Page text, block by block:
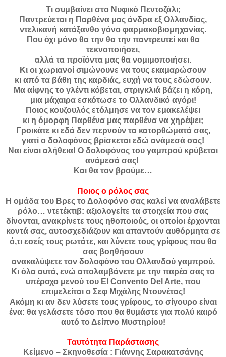
Τι συμβαίνει στο Νυφικό Πεντοζάλι;
Παντρεύεται η Παρθένα μας άνδρα εξ Ολλανδίας,
ντελικανή κατάξανθο γόνο φαρμακοβιομηχανίας.
Που όχι μόνο θα την θα την παντρευτεί και θα
τεκνοποιήσει,
αλλά τα προϊόντα μας θα νομιμοποιήσει.
Κι οι χωριανοί σιμώνουνε να τους εκαμαρώσουν
κι από τα βάθη της καρδιάς, ευχή να τους εδώσουν.
Μα αίφνης το γλέντι κόβεται, στριγκλιά βάζει η κόρη,
μια μάχαιρα εσκότωσε το Ολλανδικό αγόρι!
Ποιος κουζουλός ετόλμησε να τον εμακελέψει
κι η όμορφη Παρθένα μας παρθένα να χηρέψει;
Γροικάτε κι εδά δεν περνούν τα κατορθώματά σας,
γιατί ο δολοφόνος βρίσκεται εδώ ανάμεσά σας!
Ναι είναι αλήθεια! Ο δολοφόνος του γαμπρού κρύβεται
ανάμεσά σας!
Και θα τον βρούμε…
Ποιος ο ρόλος σας
H ομάδα του Βρες το Δολοφόνο σας καλεί να αναλάβετε
ρόλο… ντετέκτιβ: αξιολογείτε τα στοιχεία που σας
δίνονται, ανακρίνετε τους ηθοποιούς, οι οποίοι έρχονται
κοντά σας, αυτοσχεδιάζουν και απαντούν αυθόρμητα σε
ό,τι εσείς τους ρωτάτε, και λύνετε τους γρίφους που θα
σας βοηθήσουν
ανακαλύψετε τον δολοφόνο του Ολλανδού γαμπρού.
Κι όλα αυτά, ενώ απολαμβάνετε με την παρέα σας το
υπέροχο μενού του El Convento Del Arte, που
επιμελείται ο Σεφ Μιχάλης Ντουνέτας!
Ακόμη κι αν δεν λύσετε τους γρίφους, το σίγουρο είναι
ένα: θα γελάσετε τόσο που θα θυμάστε για πολύ καιρό
αυτό το Δείπνο Μυστηρίου!
Ταυτότητα Παράστασης
Κείμενο – Σκηνοθεσία : Γιάννης Σαρακατσάνης